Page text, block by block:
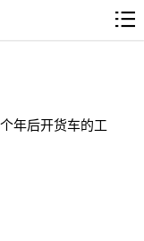
年后开货车的工